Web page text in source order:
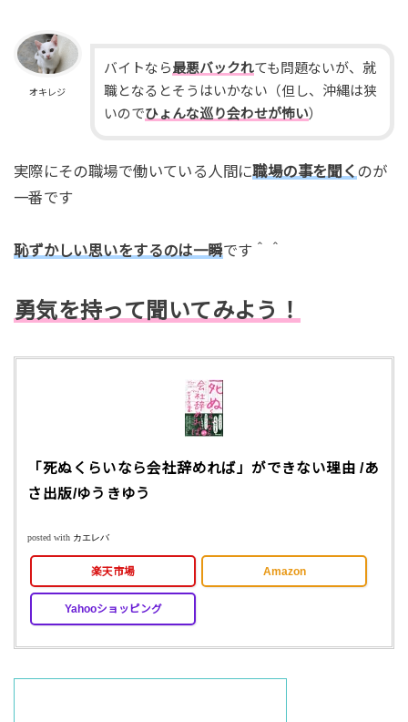
オキレジ
バイトなら最悪バックれても問題ないが、就
職となるとそうはいかない（但し、沖縄は狭
いのでひょんな巡り会わせが怖い）
実際にその職場で働いている人間に職場の事を聞く のが
一番です
恥ずかしい思いをするのは一瞬です＾＾
勇気を持って聞いてみよう！
「死ぬくらいなら会社辞めれば」ができない理由 /あ
さ出版/ゆうきゆう
posted with カエレバ
楽天市場 Amazon
Yahooショッピング